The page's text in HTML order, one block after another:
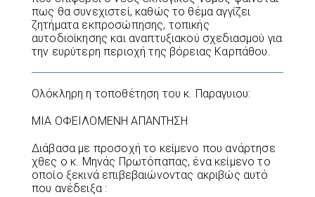
πως θα συνεχιστεί, καθώς το θέμα αγγίζει
ζητήματα εκπροσώπησης, τοπικής
αυτοδιοίκησης και αναπτυξιακού σχεδιασμού για
την ευρύτερη περιοχή της βόρειας Καρπάθου.
Ολόκληρη η τοποθέτηση του κ. Παραγυιου:
ΜΙΑ ΟΦΕΙΛΟΜΕΝΗ ΑΠΑΝΤΗΣΗ
Διάβασα με προσοχή το κείμενο που ανάρτησε
χθες ο κ. Μηνάς Πρωτόπαπας, ένα κείμενο το
οποίο ξεκινά επιβεβαιώνοντας ακριβώς αυτό
που ανέδειξα :